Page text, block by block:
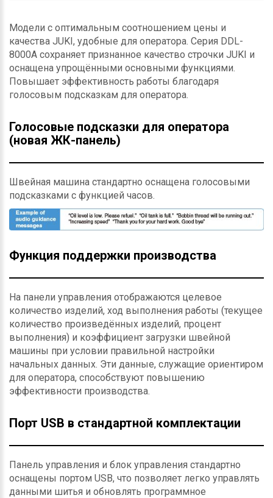
Модели с оптимальным соотношением цены и
качества JUKI, удобные для оператора. Серия DDL-
8000A сохраняет признанное качество строчки JUKI и
оснащена упрощёнными основными функциями.
Повышает эффективность работы благодаря
голосовым подсказкам для оператора.
Голосовые подсказки для оператора
(новая ЖК-панель)
Швейная машина стандартно оснащена голосовыми
подсказками с функцией часов.
Функция поддержки производства
На панели управления отображаются целевое
количество изделий, ход выполнения работы (текущее
количество произведённых изделий, процент
выполнения) и коэффициент загрузки швейной
машины при условии правильной настройки
начальных данных. Эти данные, служащие ориентиром
для оператора, способствуют повышению
эффективности производства.
Порт USB в стандартной комплектации
Панель управления и блок управления стандартно
оснащены портом USB, что позволяет легко управлять
данными шитья и обновлять программное